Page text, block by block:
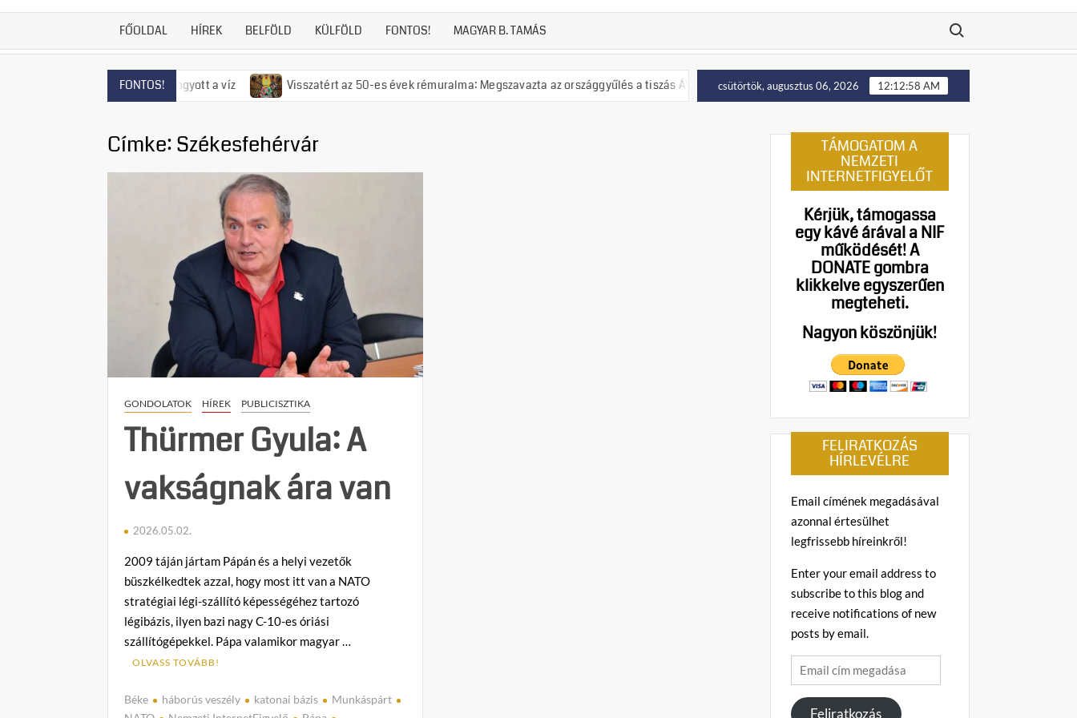
FŐOLDAL HÍREK BELFÖLD KÜLFÖLD FONTOS! MAGYAR B. TAMÁS
Search for:
FONTOS!
már el is fogyott a víz Visszatért az 50-es évek rémuralma: Megszavazta az országgyűlés a tiszás ÁVH felállítását! Putyin: Ukrajna nyugati területei előbb-utóbb
csütörtök, augusztus 06, 2026 12:12:59 AM
Címke:Székesfehérvár
GONDOLATOK HÍREK PUBLICISZTIKA
Thürmer Gyula: A
vakságnak ára van
2026.05.02.
2009 táján jártam Pápán és a helyi vezetők
büszkélkedtek azzal, hogy most itt van a NATO
stratégiai légi-szállító képességéhez tartozó
légibázis, ilyen bazi nagy C-10-es óriási
szállítógépekkel. Pápa valamikor magyar …
OLVASS TOVÁBB!
Béke háborús veszély katonai bázis
Munkáspárt
TÁMOGATOM A
NEMZETI
INTERNETFIGYELŐT
Kérjük, támogassa
egy kávé árával a NIF
működését!A
DONATE gombra
klikkelve egyszerűen
megteheti.
Nagyon köszönjük!
FELIRATKOZÁS
HÍRLEVÉLRE
Email címének megadásával
azonnal értesülhet
legfrissebb híreinkről!
Enter your email address to
subscribe to this blog and
receive notifications of new
posts by email.
Email
cím
megadása
Feliratkozás